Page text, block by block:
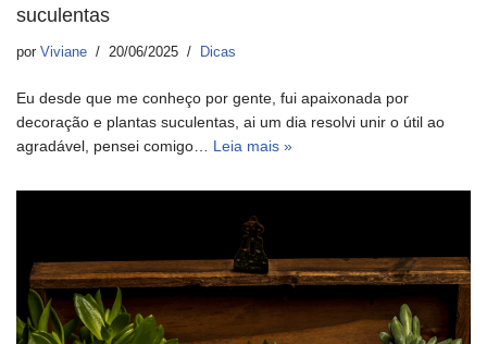
suculentas
por Viviane 20/06/2025 Dicas
Eu desde que me conheço por gente, fui apaixonada por
decoração e plantas suculentas, ai um dia resolvi unir o útil ao
agradável, pensei comigo… Leia mais »